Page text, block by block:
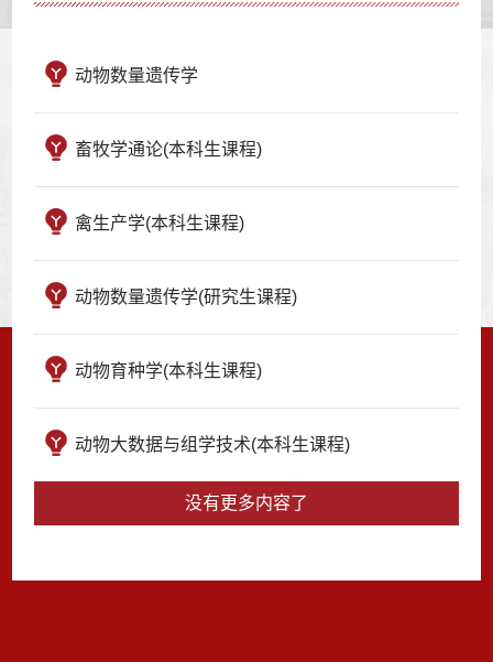
动物数量遗传学
畜牧学通论(本科生课程)
禽生产学(本科生课程)
动物数量遗传学(研究生课程)
动物育种学(本科生课程)
动物大数据与组学技术(本科生课程)
没有更多内容了